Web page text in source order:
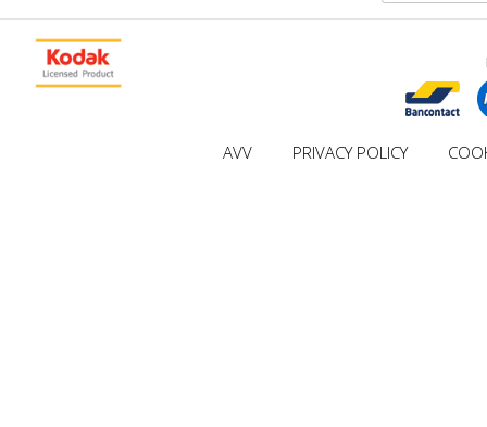
AVV PRIVACY POLICY